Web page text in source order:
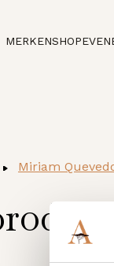
MERKENSHOP
Miriam